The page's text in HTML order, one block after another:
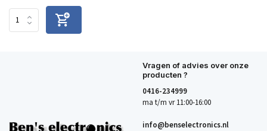
Vragen of advies over onze
producten ?
0416-234999
ma t/m vr 11:00-16:00
info@benselectronics.nl